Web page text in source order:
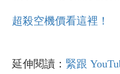
超殺空機價看這裡！
延伸閱讀： 緊跟